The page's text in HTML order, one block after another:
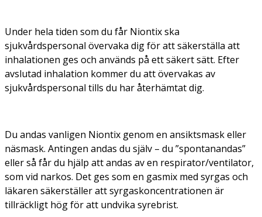
Under hela tiden som du får Niontix ska
sjukvårdspersonal övervaka dig för att säkerställa att
inhalationen ges och används på ett säkert sätt. Efter
avslutad inhalation kommer du att övervakas av
sjukvårdspersonal tills du har återhämtat dig.
Du andas vanligen Niontix genom en ansiktsmask eller
näsmask. Antingen andas du själv – du ”spontanandas”
eller så får du hjälp att andas av en respirator/ventilator,
som vid narkos. Det ges som en gasmix med syrgas och
läkaren säkerställer att syrgaskoncentrationen är
tillräckligt hög för att undvika syrebrist.